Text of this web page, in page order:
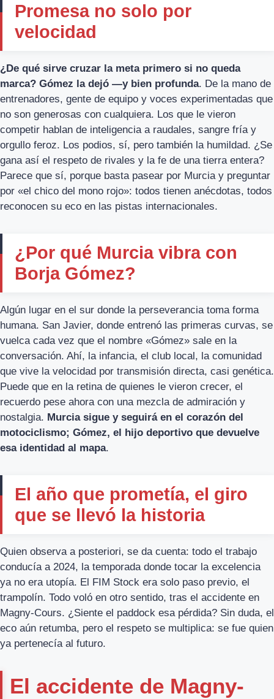
Promesa no solo por
velocidad
¿De qué sirve cruzar la meta primero si no queda
marca? Gómez la dejó —y bien profunda. De la mano de
entrenadores, gente de equipo y voces experimentadas que
no son generosas con cualquiera. Los que le vieron
competir hablan de inteligencia a raudales, sangre fría y
orgullo feroz. Los podios, sí, pero también la humildad. ¿Se
gana así el respeto de rivales y la fe de una tierra entera?
Parece que sí, porque basta pasear por Murcia y preguntar
por «el chico del mono rojo»: todos tienen anécdotas, todos
reconocen su eco en las pistas internacionales.
¿Por qué Murcia vibra con
Borja Gómez?
Algún lugar en el sur donde la perseverancia toma forma
humana. San Javier, donde entrenó las primeras curvas, se
vuelca cada vez que el nombre «Gómez» sale en la
conversación. Ahí, la infancia, el club local, la comunidad
que vive la velocidad por transmisión directa, casi genética.
Puede que en la retina de quienes le vieron crecer, el
recuerdo pese ahora con una mezcla de admiración y
nostalgia. Murcia sigue y seguirá en el corazón del
motociclismo; Gómez, el hijo deportivo que devuelve
esa identidad al mapa.
El año que prometía, el giro
que se llevó la historia
Quien observa a posteriori, se da cuenta: todo el trabajo
conducía a 2024, la temporada donde tocar la excelencia
ya no era utopía. El FIM Stock era solo paso previo, el
trampolín. Todo voló en otro sentido, tras el accidente en
Magny-Cours. ¿Siente el paddock esa pérdida? Sin duda, el
eco aún retumba, pero el respeto se multiplica: se fue quien
ya pertenecía al futuro.
El accidente de Magny-